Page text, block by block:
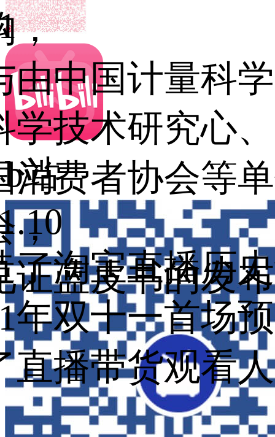
，
由中国计量科
学技术研究心
消费者协会等
，
证蓝皮书的发
了淘宝直播历
年双十一首场
直播带货观看
b站